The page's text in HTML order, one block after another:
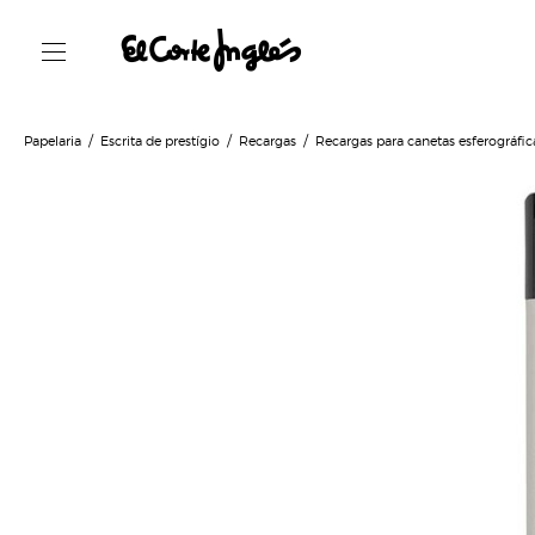
Papelaria Escrita de prestígio Recargas Recargas para canetas